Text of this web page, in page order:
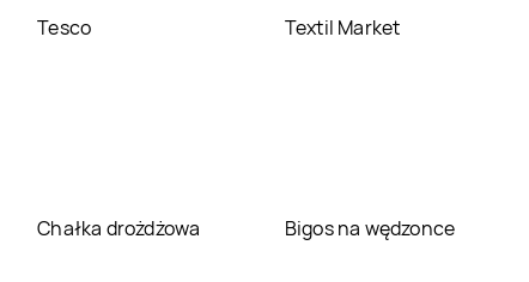
Tesco Textil Market
Chałka drożdżowa Bigos na wędzonce